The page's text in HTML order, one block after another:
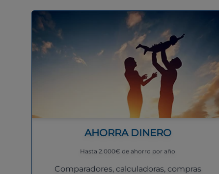
AHORRA DINERO
Hasta 2.000€ de ahorro por año
Comparadores, calculadoras, compras